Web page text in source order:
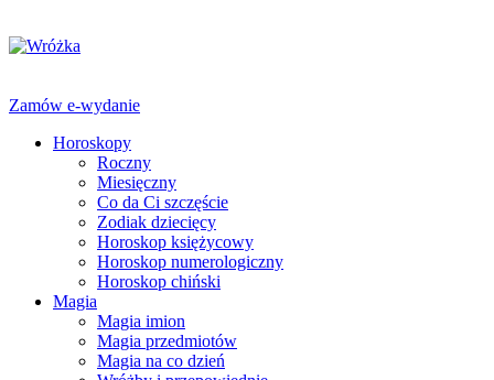
Zamów e-wydanie
Horoskopy
Roczny
Miesięczny
Co da Ci szczęście
Zodiak dziecięcy
Horoskop księżycowy
Horoskop numerologiczny
Horoskop chiński
Magia
Magia imion
Magia przedmiotów
Magia na co dzień